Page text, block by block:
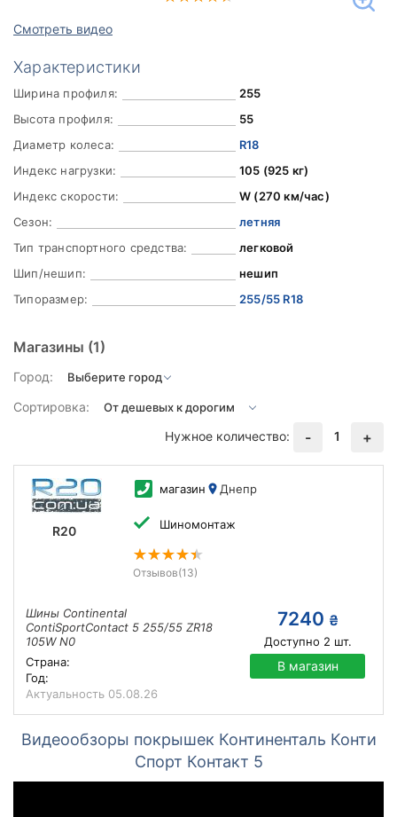
Смотреть видео
Характеристики
Ширина профиля:
255
Высота профиля:
55
Диаметр колеса:
R18
Индекс нагрузки:
105 (925 кг)
Индекс скорости:
W (270 км/час)
Сезон:
летняя
Тип транспортного средства:
легковой
Шип/нешип:
нешип
Типоразмер:
255/55 R18
Магазины (1)
Город:
Сортировка:
Нужное количество:
- 1 +
R20
магазин Днепр
Шиномонтаж
Отзывов(13)
Шины Continental
ContiSportContact 5 255/55 ZR18
105W N0
Страна:
Год:
Актуальность 05.08.26
7240 ₴
Доступно 2 шт.
В магазин
Видеообзоры покрышек Континенталь Конти
Спорт Контакт 5